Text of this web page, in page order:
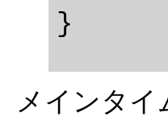
メインタ